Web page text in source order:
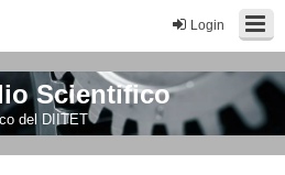
Login
Scientifico
del DIITET